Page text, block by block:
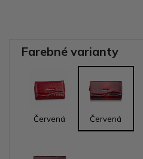
Farebné varianty
Červená Červená